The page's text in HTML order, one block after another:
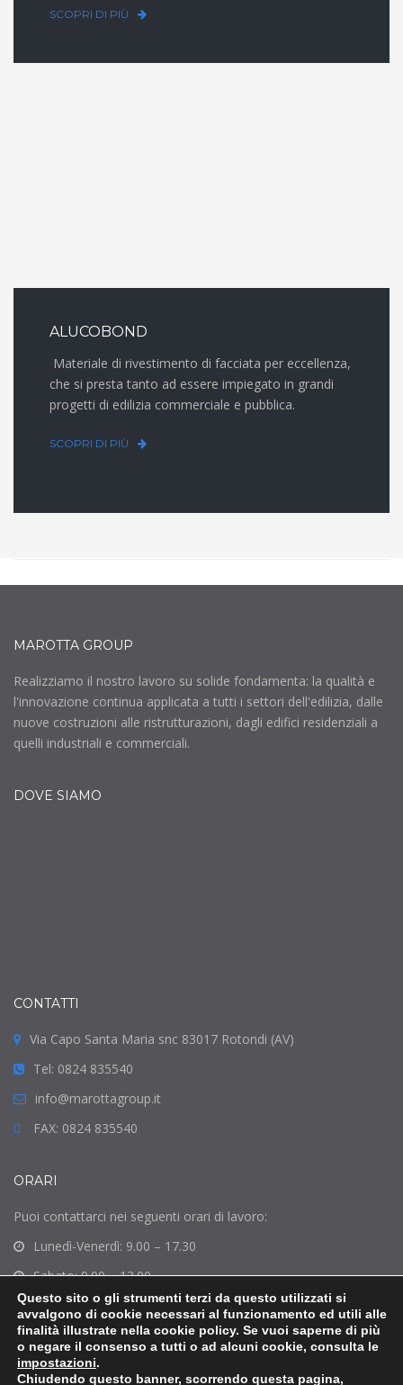
SCOPRI DI PIÙ
ALUCOBOND
Materiale di rivestimento di facciata per eccellenza,
che si presta tanto ad essere impiegato in grandi
progetti di edilizia commerciale e pubblica.
SCOPRI DI PIÙ
MAROTTA GROUP
Realizziamo il nostro lavoro su solide fondamenta: la qualità e
l'innovazione continua applicata a tutti i settori dell'edilizia, dalle
nuove costruzioni alle ristrutturazioni, dagli edifici residenziali a
quelli industriali e commerciali.
DOVE SIAMO
CONTATTI
Via Capo Santa Maria snc 83017 Rotondi (AV)
Tel: 0824 835540
info@marottagroup.it
FAX: 0824 835540
ORARI
Puoi contattarci nei seguenti orari di lavoro:
Lunedì-Venerdì: 9.00 – 17.30
Sabato: 9.00 – 13.00
Domenica: Chiuso
Questo sito o gli strumenti terzi da questo utilizzati si
avvalgono di cookie necessari al funzionamento ed utili alle
finalità illustrate nella cookie policy. Se vuoi saperne di più
o negare il consenso a tutti o ad alcuni cookie, consulta le
impostazioni.
Chiudendo questo banner, scorrendo questa pagina,